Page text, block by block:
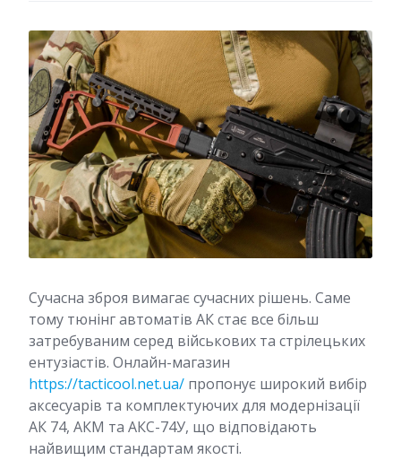
Сучасна зброя вимагає сучасних рішень. Саме
тому тюнінг автоматів АК стає все більш
затребуваним серед військових та стрілецьких
ентузіастів. Онлайн-магазин
https://tacticool.net.ua/ пропонує широкий вибір
аксесуарів та комплектуючих для модернізації
АК 74, АКМ та АКС-74У, що відповідають
найвищим стандартам якості.